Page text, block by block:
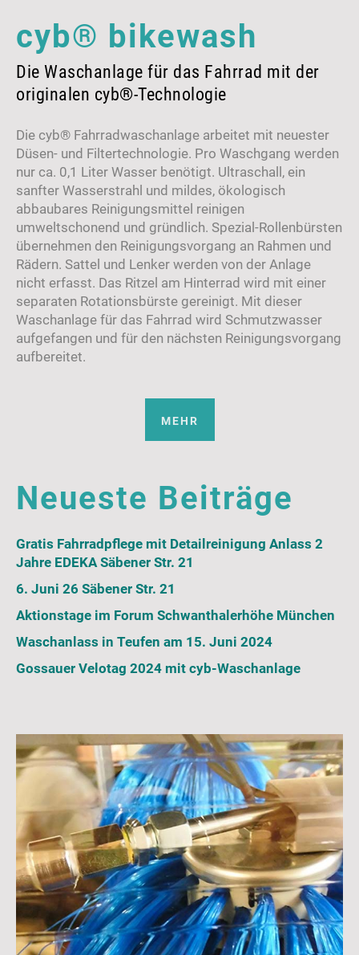
cyb® bikewash
Die Waschanlage für das Fahrrad mit der
originalen cyb®-Technologie
Die cyb® Fahrradwaschanlage arbeitet mit neuester
Düsen- und Filtertechnologie. Pro Waschgang werden
nur ca. 0,1 Liter Wasser benötigt. Ultraschall, ein
sanfter Wasserstrahl und mildes, ökologisch
abbaubares Reinigungsmittel reinigen
umweltschonend und gründlich. Spezial-Rollenbürsten
übernehmen den Reinigungsvorgang an Rahmen und
Rädern. Sattel und Lenker werden von der Anlage
nicht erfasst. Das Ritzel am Hinterrad wird mit einer
separaten Rotationsbürste gereinigt. Mit dieser
Waschanlage für das Fahrrad wird Schmutzwasser
aufgefangen und für den nächsten Reinigungsvorgang
aufbereitet.
MEHR
Neueste Beiträge
Gratis Fahrradpflege mit Detailreinigung Anlass 2
Jahre EDEKA Säbener Str. 21
6. Juni 26 Säbener Str. 21
Aktionstage im Forum Schwanthalerhöhe München
Waschanlass in Teufen am 15. Juni 2024
Gossauer Velotag 2024 mit cyb-Waschanlage